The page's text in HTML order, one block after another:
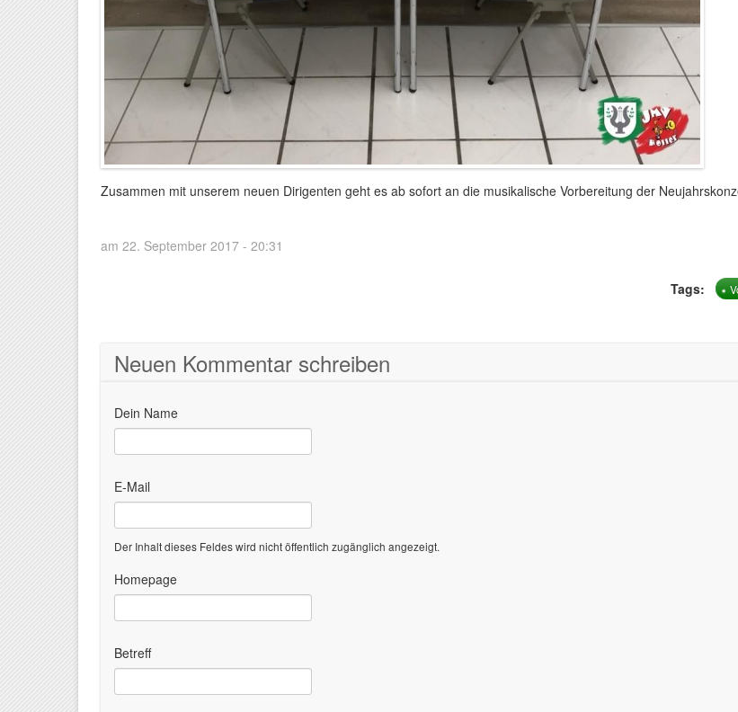
Zusammen mit unserem neuen Dirigenten geht es ab sofort an die musikalische Vorbereitung der
am 22. September 2017 - 20:31
Tags:
Neuen Kommentar schreiben
Dein Name
E-Mail
Der Inhalt dieses Feldes wird nicht öffentlich zugänglich angezeigt.
Homepage
Betreff